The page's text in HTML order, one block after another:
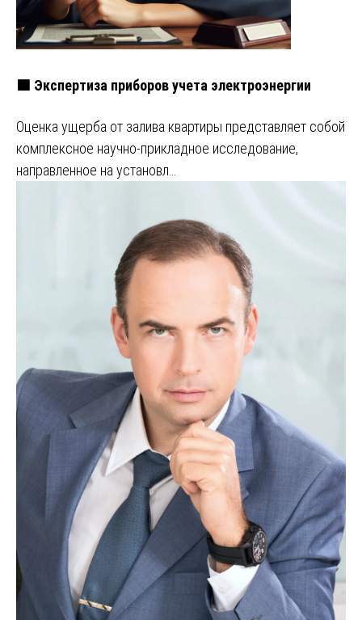
🟩 Экспертиза приборов учета электроэнергии
Оценка ущерба от залива квартиры представляет собой
комплексное научно-прикладное исследование,
направленное на установл…